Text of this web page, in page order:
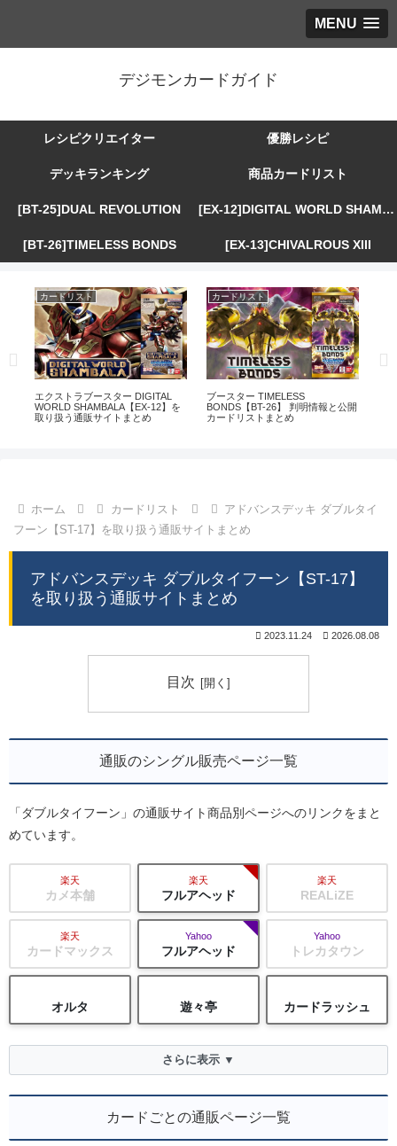
MENU
デジモンカードガイド
レシピクリエイター 優勝レシピ
デッキランキング 商品カードリスト
[BT-25]DUAL REVOLUTION [EX-12]DIGITAL WORLD SHAMBALA
[BT-26]TIMELESS BONDS [EX-13]CHIVALROUS XIII
カードリスト
エクストラブースター DIGITAL
WORLD SHAMBALA【EX-12】を
取り扱う通販サイトまとめ
カードリスト
ブースター TIMELESS
BONDS【BT-26】 判明情報と公開
カードリストまとめ
ホーム カードリスト
アドバンスデッキ ダブルタイ
フーン【ST-17】を取り扱う通販サイトまとめ
アドバンスデッキ ダブルタイフーン【ST-17】
を取り扱う通販サイトまとめ
2023.11.24 2026.08.08
目次
通販のシングル販売ページ一覧
「ダブルタイフーン」の通販サイト商品別ページへのリンクをまと
めています。
楽天
カメ本舗
楽天
フルアヘッド
楽天
REALiZE
楽天
カードマックス
Yahoo
フルアヘッド
Yahoo
トレカタウン
オルタ 遊々亭 カードラッシュ
さらに表示 ▼
カードごとの通販ページ一覧